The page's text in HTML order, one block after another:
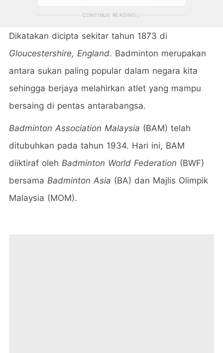
CONTINUE READING
Dikatakan dicipta sekitar tahun 1873 di
Gloucestershire, England. Badminton merupakan
antara sukan paling popular dalam negara kita
sehingga berjaya melahirkan atlet yang mampu
bersaing di pentas antarabangsa.
Badminton Association Malaysia (BAM) telah
ditubuhkan pada tahun 1934. Hari ini, BAM
diiktiraf oleh Badminton World Federation (BWF)
bersama Badminton Asia (BA) dan Majlis Olimpik
Malaysia (MOM).